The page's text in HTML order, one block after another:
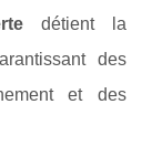
détient la
des
et des